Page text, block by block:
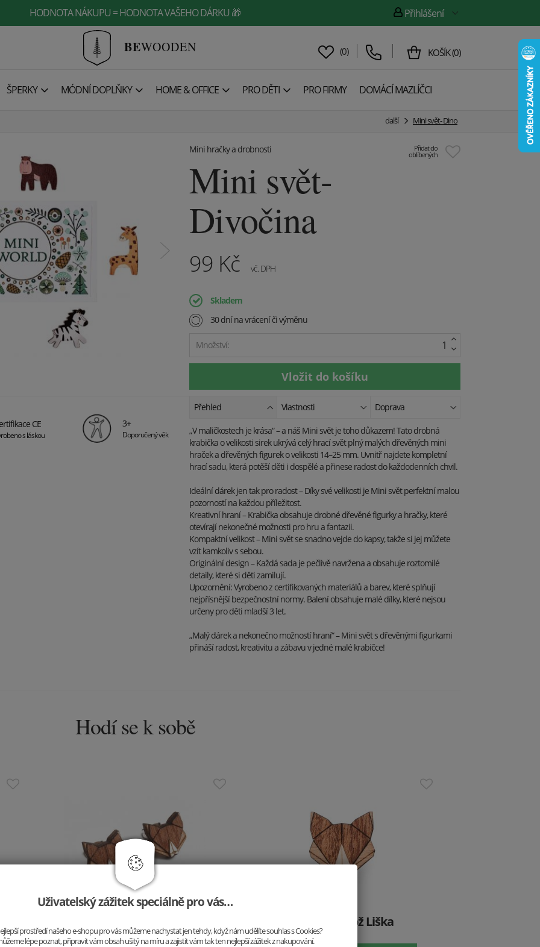
HODNOTA NÁKUPU = HODNOTA VAŠEHO DÁRKU 🎁 Přihlášení
BEWOODEN (0) KOŠÍK(0)
ŠPERKY MÓDNÍ DOPLŇKY HOME & OFFICE PRO DĚTI PRO FIRMY DOMÁCÍ MAZLÍČCI
další Mini svět- Dino
Přidat do
oblíbených
Mini hračky a drobnosti
Mini svět-
Divočina
99 Kč vč. DPH
Skladem
30 dní na vrácení či výměnu
Množství:
CE
s láskou
3+
Doporučený věk
Přehled Vlastnosti Doprava
„V maličkostech je krása“ – a náš Mini svět je toho důkazem! Tato drobná
krabička o velikosti sirek ukrývá celý hrací svět plný malých dřevěných mini
hraček a dřevěných figurek o velikosti 14–25 mm. Uvnitř najdete kompletní
hrací sadu, která potěší děti i dospělé a přinese radost do každodenních chvil.
Ideální dárek jen tak pro radost – Díky své velikosti je Mini svět perfektní malou
pozorností na každou příležitost.
Kreativní hraní – Krabička obsahuje drobné dřevěné figurky a hračky, které
otevírají nekonečné možnosti pro hru a fantazii.
Kompaktní velikost – Mini svět se snadno vejde do kapsy, takže si jej můžete
vzít kamkoliv s sebou.
Originální design – Každá sada je pečlivě navržena a obsahuje roztomilé
detaily, které si děti zamilují.
Upozornění: Vyrobeno z certifikovaných materiálů a barev, které splňují
nejpřísnější bezpečnostní normy. Balení obsahuje malé dílky, které nejsou
určeny pro děti mladší 3 let.
„Malý dárek a nekonečno možností hraní“ – Mini svět s dřevěnými figurkami
přináší radost, kreativitu a zábavu v jedné malé krabičce!
Hodí se k sobě
499 Kč
Dřevěná brož Liška
Uživatelský zážitek speciálně pro vás…
prostředí našeho e-shopu pro vás můžeme nachystat jen tehdy, když nám udělíte souhlas s Cookies?
lépe poznat, připravit vám obsah ušitý na míru a zajistit vám tak ten nejlepší zážitek z nakupování.